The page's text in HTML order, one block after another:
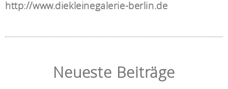
http://www.diekleinegalerie-berlin.de
Neueste Beiträge